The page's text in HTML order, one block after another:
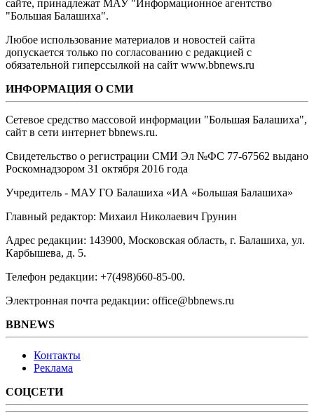
сайте, принадлежат МАУ "Информационное агентство
"Большая Балашиха".
Любое использование материалов и новостей сайта
допускается только по согласованию с редакцией с
обязательной гиперссылкой на сайт www.bbnews.ru
ИНФОРМАЦИЯ О СМИ
Сетевое средство массовой информации "Большая Балашиха",
сайт в сети интернет bbnews.ru.
Свидетельство о регистрации СМИ Эл №ФС ‎77-67562 выдано
Роскомнадзором 31 октября 2016 года
Учредитель - МАУ ГО Балашиха «ИА «Большая Балашиха»
Главный редактор: Михаил Николаевич Грунин
Адрес редакции: 143900, Московская область, г. Балашиха, ул.
Карбышева, д. 5.
Телефон редакции: +7(498)660-85-00.
Электронная почта редакции: office@bbnews.ru
BBNEWS
Контакты
Реклама
СОЦСЕТИ